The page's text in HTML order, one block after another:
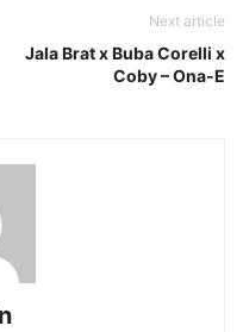
Next article
Jala Brat x Buba Corelli x
Coby – Ona-E